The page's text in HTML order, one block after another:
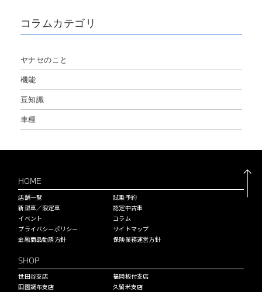
コラムカテゴリ
ヤナセのこと
機能
豆知識
車種
HOME
店舗一覧
新型車／限定車
イベント
プライバシーポリシー
金融商品勧誘方針
試乗予約
認定中古車
コラム
サイトマップ
保険業務運営方針
SHOP
世田谷支店
田園調布支店
福岡板付支店
久留米支店